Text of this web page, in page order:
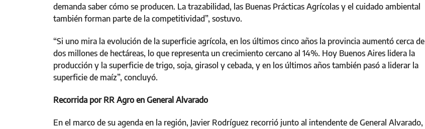
demanda saber cómo se producen. La trazabilidad, las Buenas Prácticas Agrícolas y el cuidado ambiental
también forman parte de la competitividad”, sostuvo.
“Si uno mira la evolución de la superficie agrícola, en los últimos cinco años la provincia aumentó cerca de
dos millones de hectáreas, lo que representa un crecimiento cercano al 14%. Hoy Buenos Aires lidera la
producción y la superficie de trigo, soja, girasol y cebada, y en los últimos años también pasó a liderar la
superficie de maíz”, concluyó.
Recorrida por RR Agro en General Alvarado
En el marco de su agenda en la región, Javier Rodríguez recorrió junto al intendente de General Alvarado,